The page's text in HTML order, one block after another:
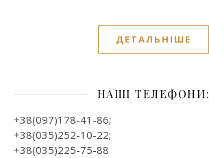
ДЕТАЛЬНІШЕ
НАШІ ТЕЛЕФОНИ:
+38(097)178-41-86;
+38(035)252-10-22;
+38(035)225-75-88